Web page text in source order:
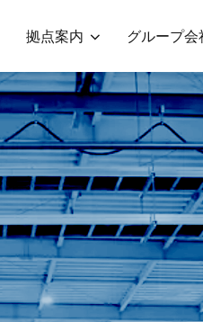
拠点案内 グループ会